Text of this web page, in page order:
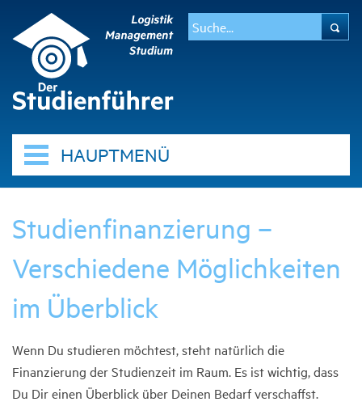
HAUPTMENÜ
Studienfinanzierung –
Verschiedene Möglichkeiten
im Überblick
Wenn Du studieren möchtest, steht natürlich die
Finanzierung der Studienzeit im Raum. Es ist wichtig, dass
Du Dir einen Überblick über Deinen Bedarf verschaffst.